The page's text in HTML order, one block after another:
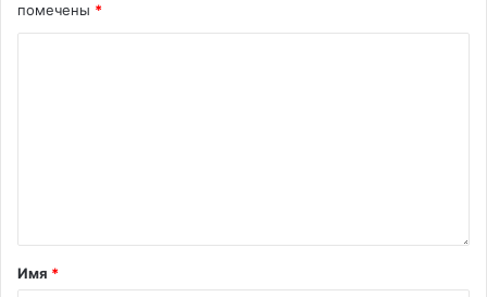
помечены *
Имя *